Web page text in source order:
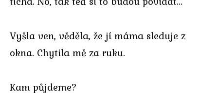
Vyšla ven, věděla, že jí máma sleduje z
okna. Chytila mě za ruku.
Kam půjdeme?